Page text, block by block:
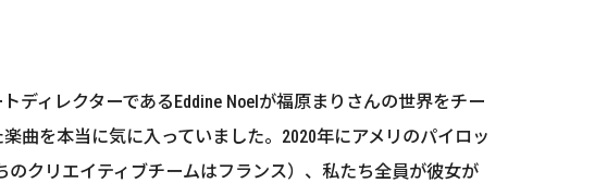
ディレクターであるEddine Noelが福原まりさんの世界をチー
曲を本当に気に入っていました。2020年にアメリのパイロッ
クリエイティブチームはフランス）、私たち全員が彼女が